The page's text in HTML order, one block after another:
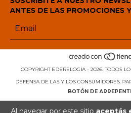
Al navegar por este sitio aceptás
ANTES DE LAS PROMOCIONES
COPYRIGHT EDERELOGIA - 2026. TODOS
DEFENSA DE LAS Y LOS CONSUMIDORES.
BOTÓN DE